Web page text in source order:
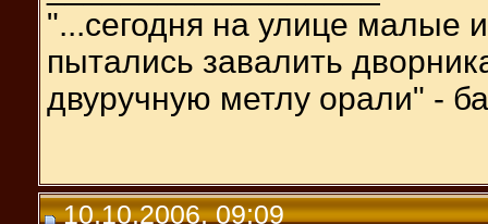
"...сегодня на улице малые
пытались завалить
двуручную метлу орали" -
10.10.2006, 09:09